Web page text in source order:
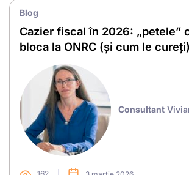
Blog
Cazier fiscal în 2026: „petele”
bloca la ONRC (și cum le cureți)
Consultant